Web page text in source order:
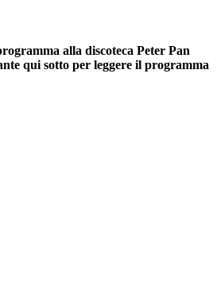
alla discoteca Peter Pan
qui sotto per leggere il programma